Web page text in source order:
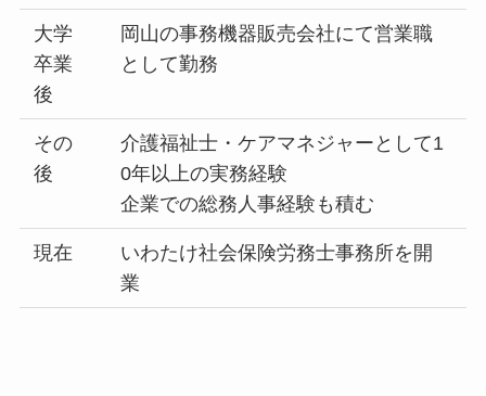
大学
卒業
後
岡山の事務機器販売会社にて営業職
として勤務
その
後
介護福祉士・ケアマネジャーとして1
0年以上の実務経験
企業での総務人事経験も積む
現在
いわたけ社会保険労務士事務所を開
業